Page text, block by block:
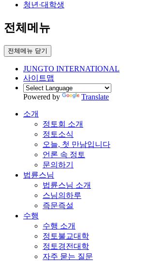
청년·대학생
전체메뉴
전체메뉴 닫기
JUNGTO INTERNATIONAL
사이트맵
Powered by Translate
소개
정토회 소개
정토소식
오늘, 첫 만남입니다
언론 속 정토
문의하기
법륜스님
법륜스님 소개
스님의하루
즉문즉설
수행
수행 소개
정토불교대학
정토경전대학
자주 묻는 질문